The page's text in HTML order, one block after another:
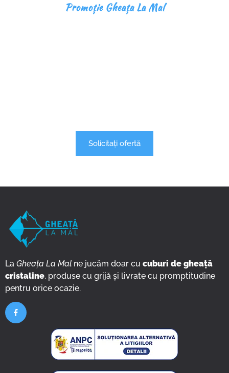
Promoție Gheața La Mal
Solicitați ofertă
La Gheața La Mal ne jucăm doar cu cuburi de gheață
cristaline, produse cu grijă și livrate cu promptitudine
pentru orice ocazie.